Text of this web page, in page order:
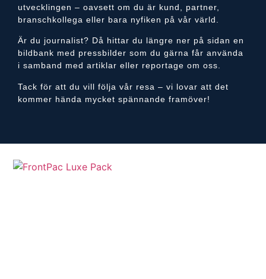
utvecklingen – oavsett om du är kund, partner,
branschkollega eller bara nyfiken på vår värld.
Är du journalist? Då hittar du längre ner på sidan en
bildbank med pressbilder som du gärna får använda
i samband med artiklar eller reportage om oss.
Tack för att du vill följa vår resa – vi lovar att det
kommer hända mycket spännande framöver!